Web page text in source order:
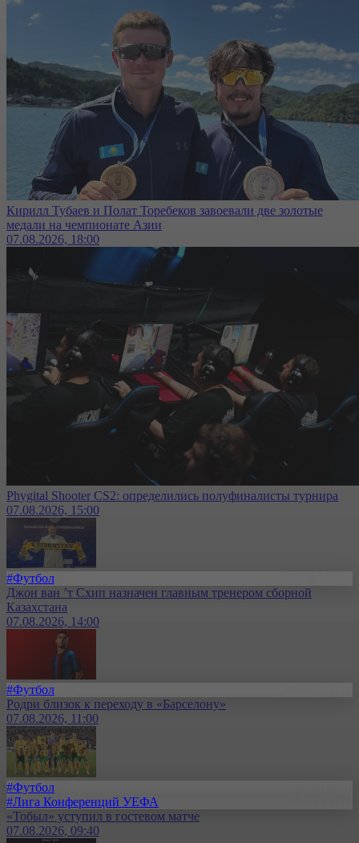
Кирилл Тубаев и Полат Торебеков завоевали две золотые
медали на чемпионате Азии
07.08.2026, 18:00
Phygital Shooter CS2: определились полуфиналисты турнира
07.08.2026, 15:00
#Футбол
Джон ван ’т Схип назначен главным тренером сборной
Казахстана
07.08.2026, 14:00
#Футбол
Родри близок к переходу в «Барселону»
07.08.2026, 11:00
#Футбол
#Лига Конференций УЕФА
«Тобыл» уступил в гостевом матче
07.08.2026, 09:40